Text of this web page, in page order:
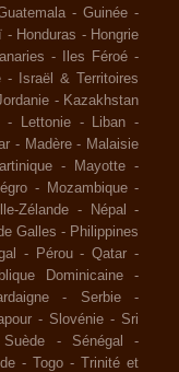
- Guinée -
- Honduras - Hongrie
- Iles Féroé -
-
Israël & Territoires
- Kazakhstan
- Lettonie - Liban -
- Madère - Malaisie
- Mayotte -
- Mozambique -
Zélande - Népal
-
Galles - Philippines
- Pérou -Qatar -
Dominicaine
-
- Serbie
-
- Slovénie - Sri
Suède - Sénégal
-
- Togo - Trinité et